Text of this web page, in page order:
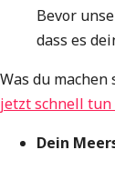
Bevor
dass es
Was du
jetzt schnell
Dein